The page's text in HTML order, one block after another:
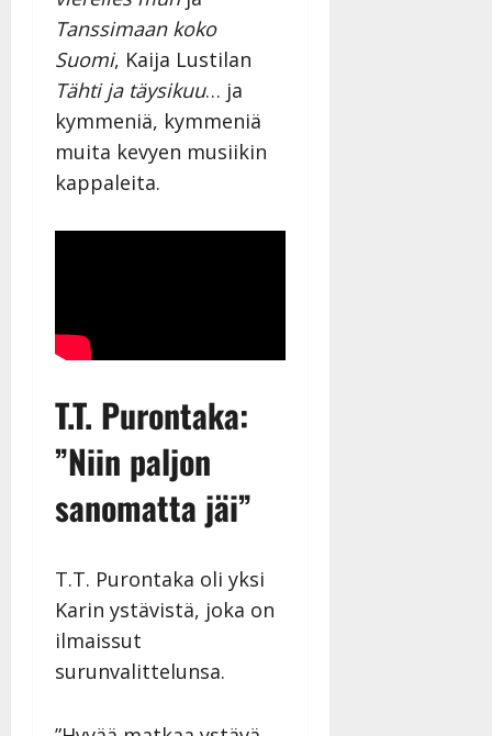
Tanssimaan koko
Suomi, Kaija Lustilan
Tähti ja täysikuu… ja
kymmeniä, kymmeniä
muita kevyen musiikin
kappaleita.
T.T. Purontaka:
”Niin paljon
sanomatta jäi”
T.T. Purontaka oli yksi
Karin ystävistä, joka on
ilmaissut
surunvalittelunsa.